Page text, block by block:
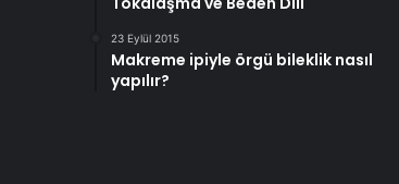
23 Eylül 2015
Makreme ipiyle örgü bileklik nasıl
yapılır?